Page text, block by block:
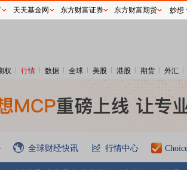
权 行情 数据 全球 美股 港股 期货 外汇
全球财经快讯 行情中心
天天基金网 东方财富证券 东方财富期货 妙想